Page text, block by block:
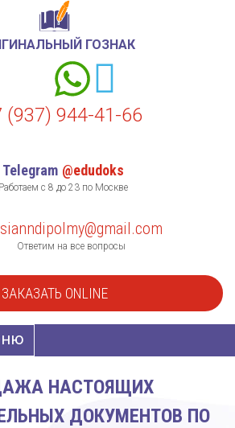
ГОЗНАК
(937) 944-41-66
Telegram @edudoks
Работаем с 8 до 23 по Москве
Ответим на все вопросы
ЗАКАЗАТЬ ONLINE
НАСТОЯЩИХ
ДОКУМЕНТОВ ПО